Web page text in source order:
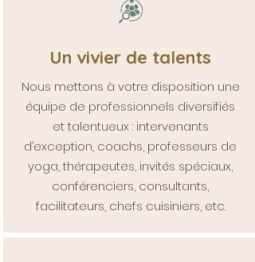
Un vivier de talents
Nous mettons à votre disposition une
équipe de professionnels diversifiés
et talentueux : intervenants
d’exception, coachs, professeurs de
yoga, thérapeutes, invités spéciaux,
conférenciers, consultants,
facilitateurs, chefs cuisiniers, etc.